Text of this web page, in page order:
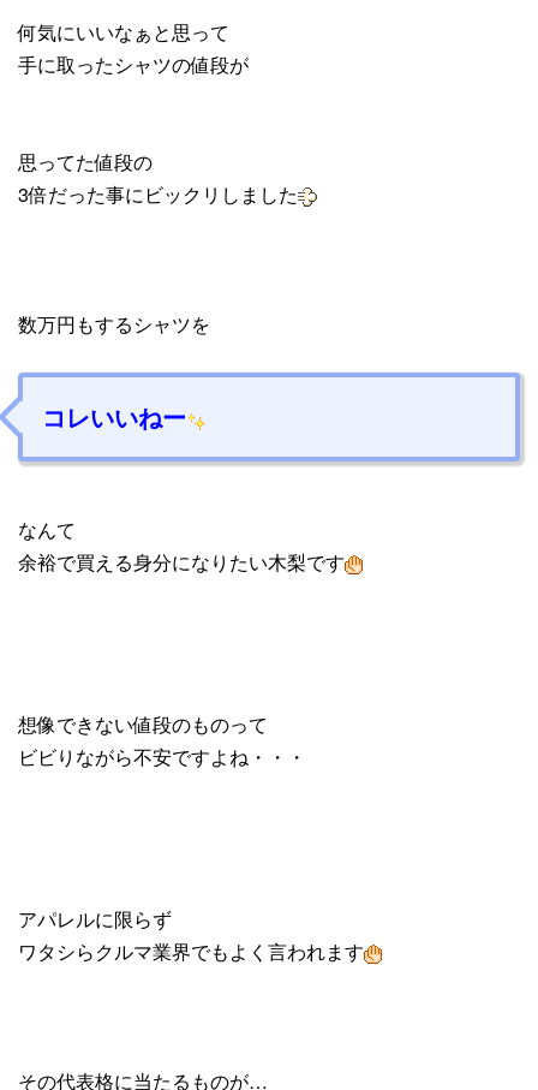
何気にいいなぁと思って
手に取ったシャツの値段が
思ってた値段の
3倍だった事にビックリしました
数万円もするシャツを
コレいいねー
なんて
余裕で買える身分になりたい木梨です
想像できない値段のものって
ビビりながら不安ですよね・・・
アパレルに限らず
ワタシらクルマ業界でもよく言われます
その代表格に当たるものが…